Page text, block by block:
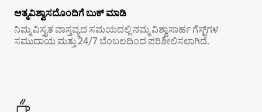
ಆತ್ಮವಿಶ್ವಾಸದೊಂದಿಗೆ ಬುಕ್ ಮಾಡಿ
ನಿಮ್ಮ ವಿಸ್ತೃತ ವಾಸ್ತವ್ಯದ ಸಮಯದಲ್ಲಿ ನಮ್ಮ ವಿಶ್ವಾಸಾರ್ಹ ಗೆಸ್ಟ್‌ಗಳ
ಸಮುದಾಯ ಮತ್ತು 24/7 ಬೆಂಬಲದಿಂದ ಪರಿಶೀಲಿಸಲಾಗಿದೆ.